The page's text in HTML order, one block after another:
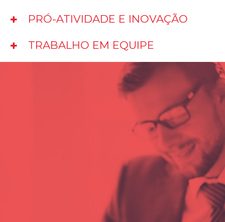
buscamos relacionamentos de longo prazo
PRÓ-ATIVIDADE E INOVAÇÃO
fazemos acontecer e vamos sempre em busca de
TRABALHO EM EQUIPE
não existe divisão cliente e agência. Somos um só